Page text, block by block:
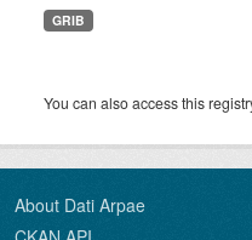
GRIB
You can also access this
About Dati Arpae